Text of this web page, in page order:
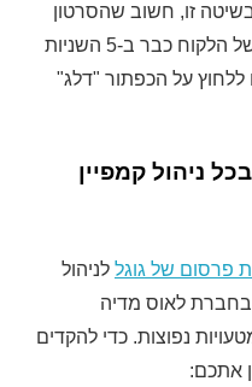
זו, חשוב שהסרטון
יהיה קליט וימשוך את תשומת לבו של הלקוח כבר ב-5 השניות
ללחוץ על הכפתור "דלג"
ניהול קמפיין
פרסום של גוגל לניהול
בחברת לאוס מדיה
נפוצות. כדי להקדים
אתכם: